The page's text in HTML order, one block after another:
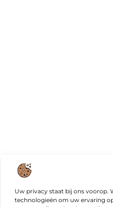
Uw privacy staat bij ons voorop.
technologieën om uw ervaring